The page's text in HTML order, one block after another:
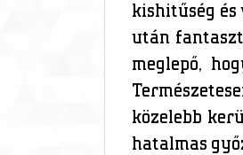
kishitűség és
után
meglepő,
közelebb
hatalmas